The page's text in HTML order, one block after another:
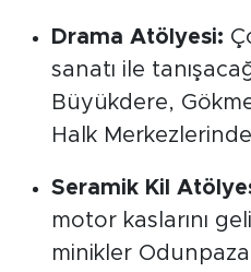
Drama Atölyesi:
sanatı ile
Büyükdere,
Halk
Seramik Kil
motor kaslarını
minikler